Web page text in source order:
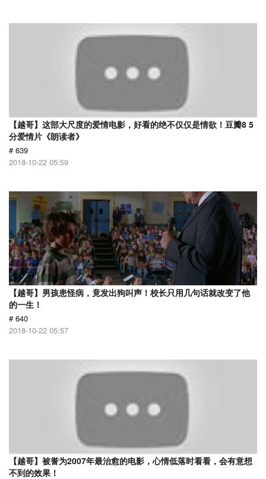
【越哥】这部大尺度的爱情电影，好看的绝不仅仅是情欲！豆瓣8 5
分爱情片《朗读者》
# 639
2018-10-22 05:59
【越哥】男孩患怪病，竟发出狗叫声！校长只用几句话就改变了他
的一生！
# 640
2018-10-22 05:57
【越哥】被誉为2007年最治愈的电影，心情低落时看看，会有意想
不到的效果！